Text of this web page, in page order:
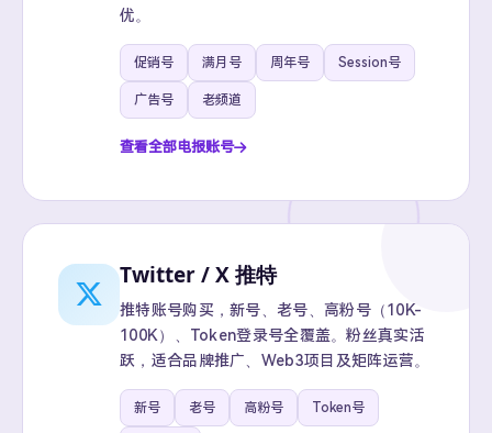
优。
促销号 满月号 周年号 Session号
广告号 老频道
查看全部电报账号
Twitter / X 推特
推特账号购买，新号、老号、高粉号（10K-
100K）、Token登录号全覆盖。粉丝真实活
跃，适合品牌推广、Web3项目及矩阵运营。
新号 老号 高粉号 Token号